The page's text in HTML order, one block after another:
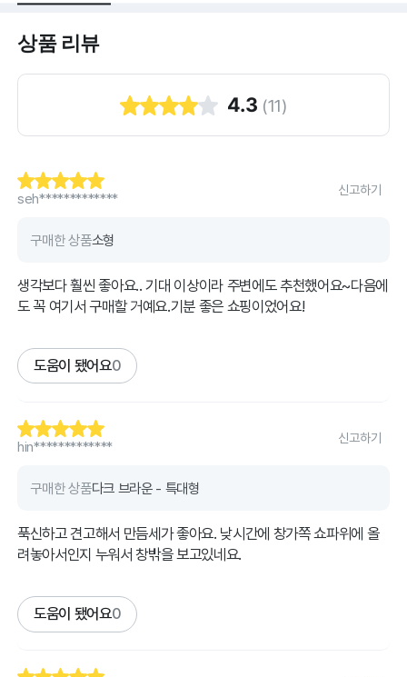
상품 리뷰
4.3 (11)
seh*************
신고하기
구매한 상품소형
생각보다 훨씬 좋아요.. 기대 이상이라 주변에도 추천했어요~다음에
도 꼭 여기서 구매할 거예요.기분 좋은 쇼핑이었어요!
도움이 됐어요0
hin*************
신고하기
구매한 상품다크 브라운 - 특대형
푹신하고 견고해서 만듬세가 좋아요. 낮시간에 창가쪽 쇼파위에 올
려놓아서인지 누워서 창밖을 보고있네요.
도움이 됐어요0